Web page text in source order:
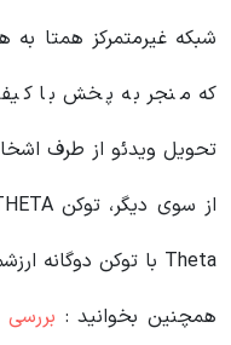
شبکه غیرمتمرکز همتا
که منجر به پخش با
تحویل ویدئو از طرف
Theta با توکن دوگانه ارزشمند است.
همچنین بخوانید :